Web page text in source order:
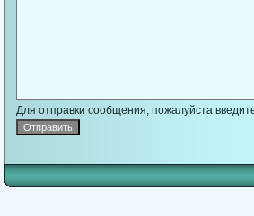
Для отправки сообщения, пожалуйста